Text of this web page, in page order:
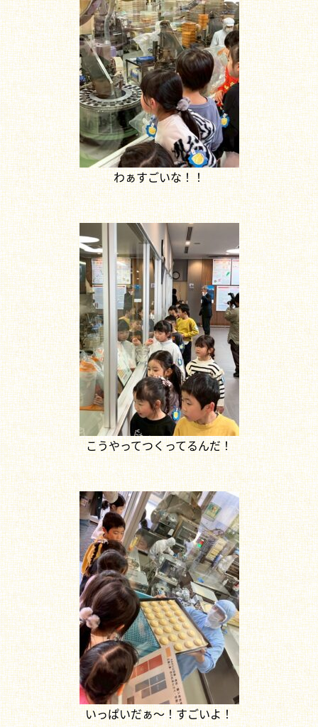
わぁすごいな！！
こうやってつくってるんだ！
いっぱいだぁ～！すごいよ！